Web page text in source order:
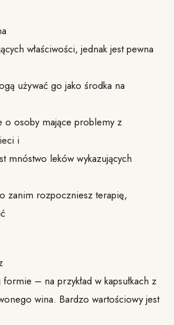
właściwości, jednak jest pewna
używać go jako środka na
o osoby mające problemy z
i
mnóstwo leków wykazujących
zanim rozpoczniesz terapię,
– na przykład w kapsułkach z
wina. Bardzo wartościowy jest